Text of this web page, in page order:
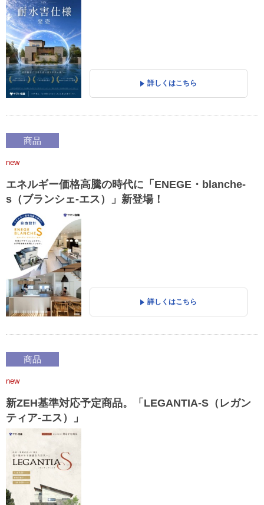
詳しくはこちら
商品
new
エネルギー価格高騰の時代に「ENEGE・blanche-
s（ブランシェ-エス）」新登場！
詳しくはこちら
商品
new
新ZEH基準対応予定商品。「LEGANTIA-S（レガン
ティア-エス）」